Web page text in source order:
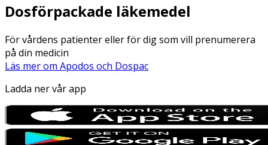
Dosförpackade läkemedel
För vårdens patienter eller för dig som vill prenumerera
på din medicin
Läs mer om Apodos och Dospac
Ladda ner vår app